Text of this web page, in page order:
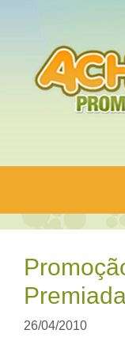
conteúdo
26/04/2010